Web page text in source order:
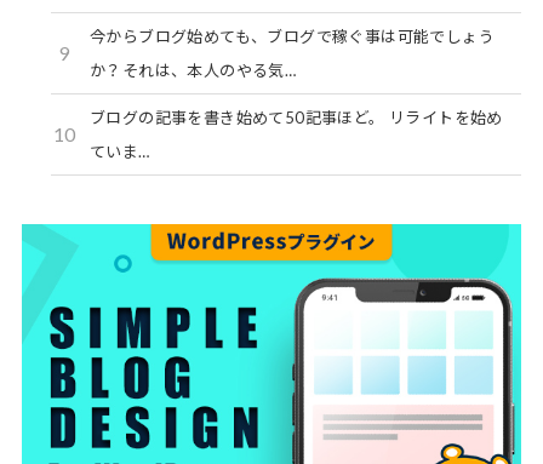
9
今からブログ始めても、ブログで稼ぐ事は可能でしょう
か？それは、本人のやる気…
10
ブログの記事を書き始めて50記事ほど。 リライトを始め
ていま…